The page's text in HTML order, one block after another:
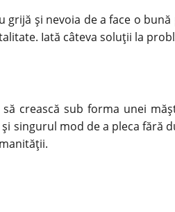
și nevoia de a face o
Iată câteva soluții la
crească sub forma unei
singurul mod de a pleca fără